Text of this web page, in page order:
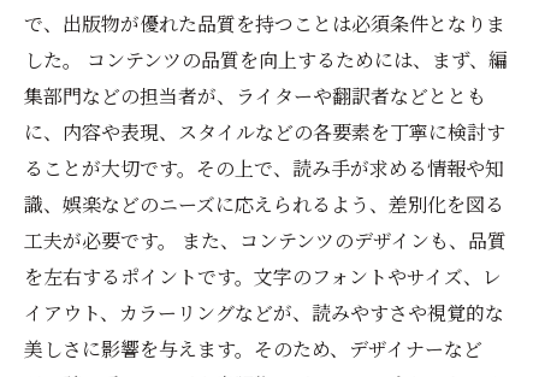
で、出版物が優れた品質を持つことは必須条件となりま
した。 コンテンツの品質を向上するためには、まず、編
集部門などの担当者が、ライターや翻訳者などととも
に、内容や表現、スタイルなどの各要素を丁寧に検討す
ることが大切です。その上で、読み手が求める情報や知
識、娯楽などのニーズに応えられるよう、差別化を図る
工夫が必要です。 また、コンテンツのデザインも、品質
を左右するポイントです。文字のフォントやサイズ、レ
イアウト、カラーリングなどが、読みやすさや視覚的な
美しさに影響を与えます。そのため、デザイナーなど